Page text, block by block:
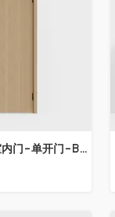
骊住木门-室内门-单开门-BFA-PP麦芽黄色